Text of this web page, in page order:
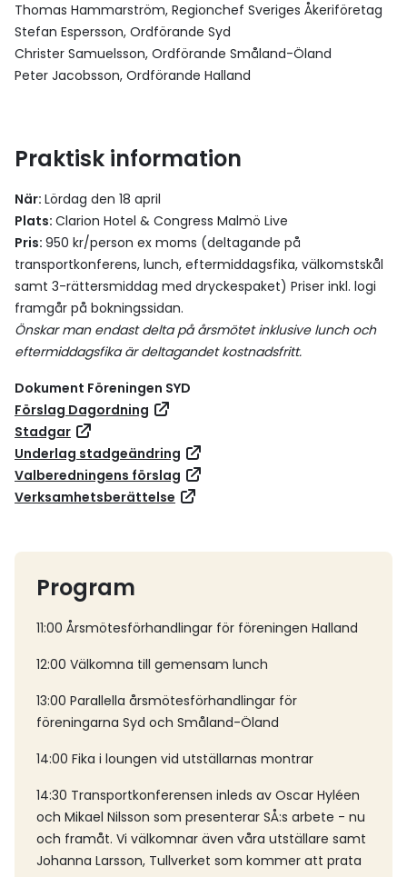
Thomas Hammarström, Regionchef Sveriges Åkeriföretag
Stefan Espersson, Ordförande Syd
Christer Samuelsson, Ordförande Småland-Öland
Peter Jacobsson, Ordförande Halland
Praktisk information
När: Lördag den 18 april
Plats: Clarion Hotel & Congress Malmö Live
Pris: 950 kr/person ex moms (deltagande på
transportkonferens, lunch, eftermiddagsfika, välkomstskål
samt 3-rättersmiddag med dryckespaket) Priser inkl. logi
framgår på bokningssidan.
Önskar man endast delta på årsmötet inklusive lunch och
eftermiddagsfika är deltagandet kostnadsfritt.
Dokument Föreningen SYD
Förslag Dagordning
Stadgar
Underlag stadgeändring
Valberedningens förslag
Verksamhetsberättelse
Program
11:00 Årsmötesförhandlingar för föreningen Halland
12:00 Välkomna till gemensam lunch
13:00 Parallella årsmötesförhandlingar för
föreningarna Syd och Småland-Öland
14:00 Fika i loungen vid utställarnas montrar
14:30 Transportkonferensen inleds av Oscar Hyléen
och Mikael Nilsson som presenterar SÅ:s arbete - nu
och framåt. Vi välkomnar även våra utställare samt
Johanna Larsson, Tullverket som kommer att prata